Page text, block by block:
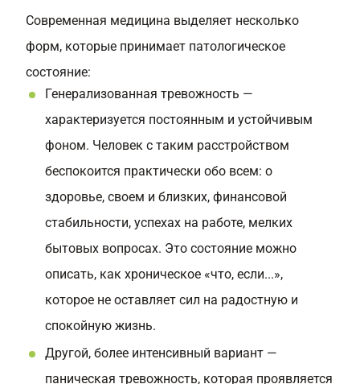
Современная медицина выделяет несколько
форм, которые принимает патологическое
состояние:
Генерализованная тревожность —
характеризуется постоянным и устойчивым
фоном. Человек с таким расстройством
беспокоится практически обо всем: о
здоровье, своем и близких, финансовой
стабильности, успехах на работе, мелких
бытовых вопросах. Это состояние можно
описать, как хроническое «что, если...»,
которое не оставляет сил на радостную и
спокойную жизнь.
Другой, более интенсивный вариант —
паническая тревожность, которая проявляется